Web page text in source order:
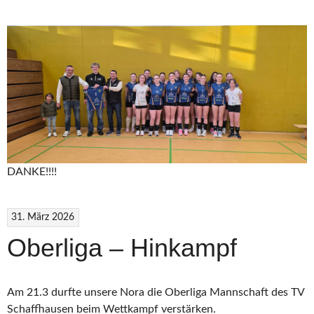
DANKE!!!!
31. März 2026
Oberliga – Hinkampf
Am 21.3 durfte unsere Nora die Oberliga Mannschaft des TV
Schaffhausen beim Wettkampf verstärken.